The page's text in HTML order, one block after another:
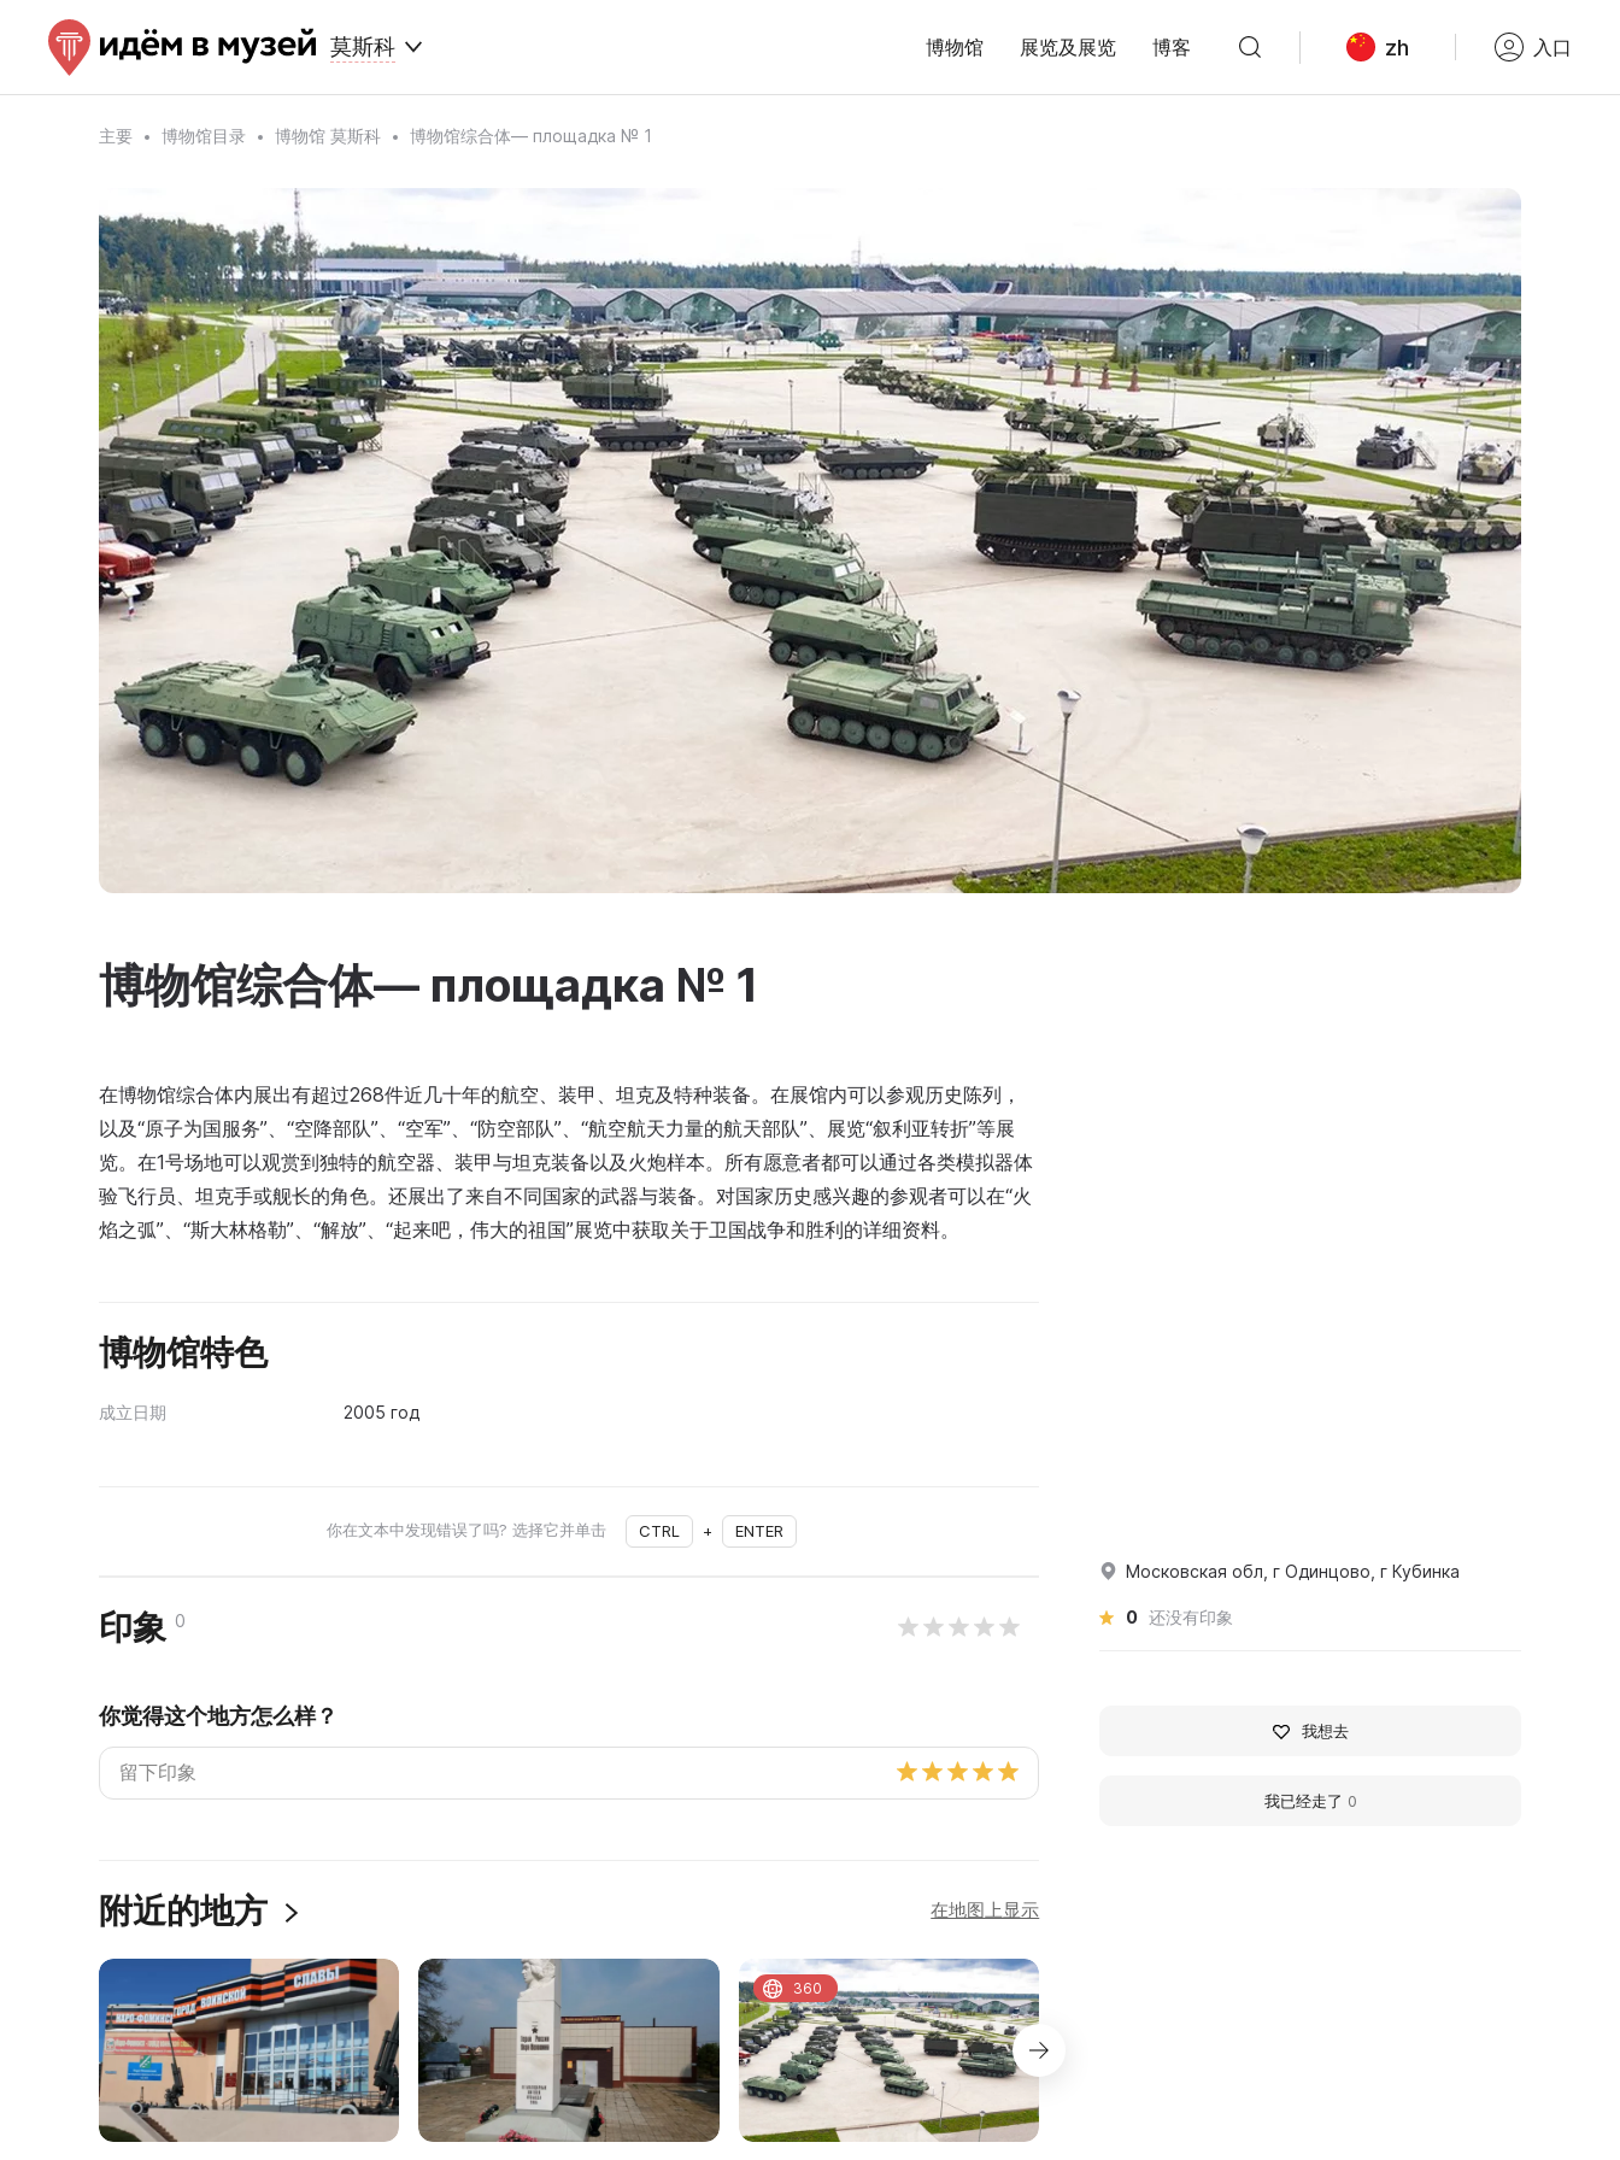
莫斯科 博物馆 展览及展览 博客 zh 入口
主要 博物馆目录 博物馆 莫斯科 博物馆综合体— площадка № 1
博物馆综合体— площадка № 1
在博物馆综合体内展出有超过268件近几十年的航空、装甲、坦克及特种装备。在展馆内可以参观历史陈列，
以及“原子为国服务”、“空降部队”、“空军”、“防空部队”、“航空航天力量的航天部队”、展览“叙利亚转折”等展
览。在1号场地可以观赏到独特的航空器、装甲与坦克装备以及火炮样本。所有愿意者都可以通过各类模拟器体
验飞行员、坦克手或舰长的角色。还展出了来自不同国家的武器与装备。对国家历史感兴趣的参观者可以在“火
焰之弧”、“斯大林格勒”、“解放”、“起来吧，伟大的祖国”展览中获取关于卫国战争和胜利的详细资料。
博物馆特色
成立日期 2005 год
你在文本中发现错误了吗? 选择它并单击 CTRL + ENTER
印象 0
你觉得这个地方怎么样？
附近的地方 在地图上显示
360
Московская обл, г Одинцово, г Кубинка
0 还没有印象
我想去
我已经走了 0